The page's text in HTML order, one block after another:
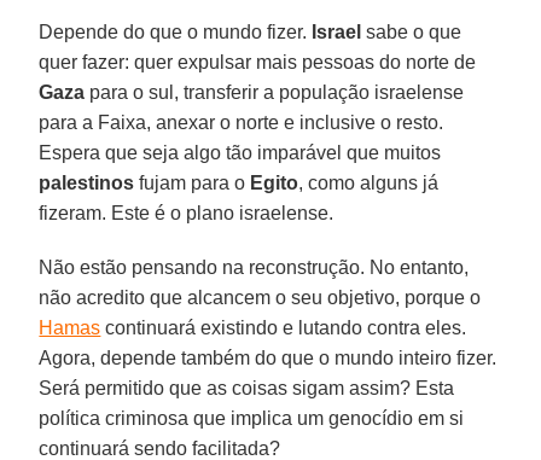
Depende do que o mundo fizer. Israel sabe o que
quer fazer: quer expulsar mais pessoas do norte de
Gaza para o sul, transferir a população israelense
para a Faixa, anexar o norte e inclusive o resto.
Espera que seja algo tão imparável que muitos
palestinos fujam para o Egito, como alguns já
fizeram. Este é o plano israelense.
Não estão pensando na reconstrução. No entanto,
não acredito que alcancem o seu objetivo, porque o
Hamas continuará existindo e lutando contra eles.
Agora, depende também do que o mundo inteiro fizer.
Será permitido que as coisas sigam assim? Esta
política criminosa que implica um genocídio em si
continuará sendo facilitada?